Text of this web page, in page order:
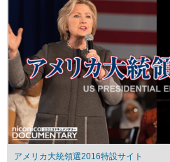
アメリカ大統領選2016特設サイト